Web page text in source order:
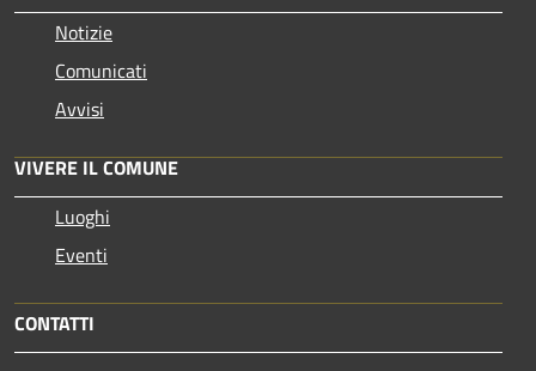
Notizie
Comunicati
Avvisi
VIVERE IL COMUNE
Luoghi
Eventi
CONTATTI